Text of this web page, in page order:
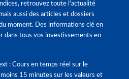
retrouvez toute l'actualité
aussi des articles et dossiers
moment. Des informations clé en
dans tous vos investissements en
: Cours en temps réel sur le
15 minutes sur les valeurs et